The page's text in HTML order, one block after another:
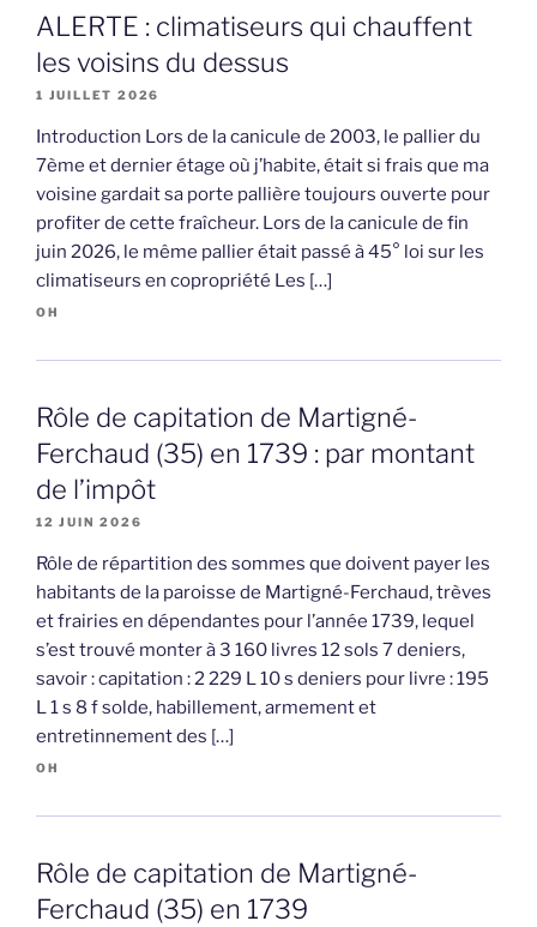
ALERTE : climatiseurs qui chauffent
les voisins du dessus
1 JUILLET 2026
Introduction Lors de la canicule de 2003, le pallier du
7ème et dernier étage où j’habite, était si frais que ma
voisine gardait sa porte pallière toujours ouverte pour
profiter de cette fraîcheur. Lors de la canicule de fin
juin 2026, le même pallier était passé à 45° loi sur les
climatiseurs en copropriété Les […]
OH
Rôle de capitation de Martigné-
Ferchaud (35) en 1739 : par montant
de l’impôt
12 JUIN 2026
Rôle de répartition des sommes que doivent payer les
habitants de la paroisse de Martigné-Ferchaud, trèves
et frairies en dépendantes pour l’année 1739, lequel
s’est trouvé monter à 3 160 livres 12 sols 7 deniers,
savoir : capitation : 2 229 L 10 s deniers pour livre : 195
L 1 s 8 f solde, habillement, armement et
entretinnement des […]
OH
Rôle de capitation de Martigné-
Ferchaud (35) en 1739